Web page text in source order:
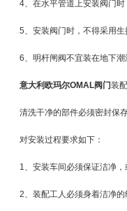
4、在水平管道上安装阀门
5、安装阀门时，不得采用
6、明杆闸阀不宜装在地下
意大利欧玛尔OMAL阀门装
清洗干净的部件必须密封保
对安装过程要求如下：
1、安装车间必须保证洁净
2、装配工人必须身着洁净